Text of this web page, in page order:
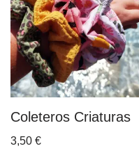
Coleteros Criaturas
3,50 €